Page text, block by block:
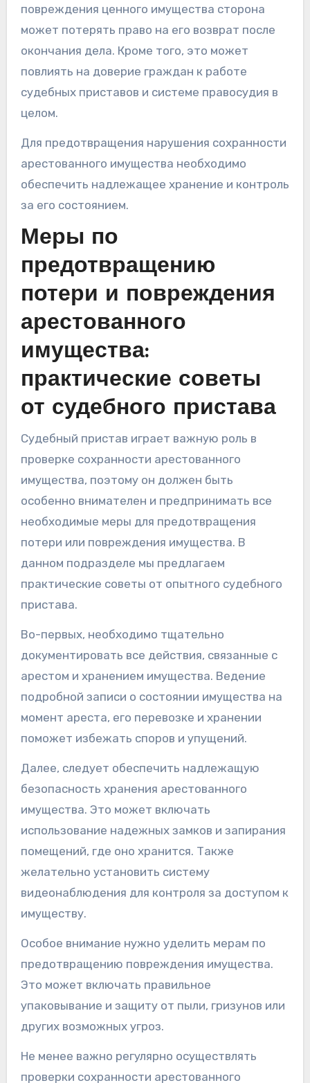
повреждения ценного имущества сторона
может потерять право на его возврат после
окончания дела. Кроме того, это может
повлиять на доверие граждан к работе
судебных приставов и системе правосудия в
целом.
Для предотвращения нарушения сохранности
арестованного имущества необходимо
обеспечить надлежащее хранение и контроль
за его состоянием.
Меры по
предотвращению
потери и повреждения
арестованного
имущества:
практические советы
от судебного пристава
Судебный пристав играет важную роль в
проверке сохранности арестованного
имущества, поэтому он должен быть
особенно внимателен и предпринимать все
необходимые меры для предотвращения
потери или повреждения имущества. В
данном подразделе мы предлагаем
практические советы от опытного судебного
пристава.
Во-первых, необходимо тщательно
документировать все действия, связанные с
арестом и хранением имущества. Ведение
подробной записи о состоянии имущества на
момент ареста, его перевозке и хранении
поможет избежать споров и упущений.
Далее, следует обеспечить надлежащую
безопасность хранения арестованного
имущества. Это может включать
использование надежных замков и запирания
помещений, где оно хранится. Также
желательно установить систему
видеонаблюдения для контроля за доступом к
имуществу.
Особое внимание нужно уделить мерам по
предотвращению повреждения имущества.
Это может включать правильное
упаковывание и защиту от пыли, гризунов или
других возможных угроз.
Не менее важно регулярно осуществлять
проверки сохранности арестованного